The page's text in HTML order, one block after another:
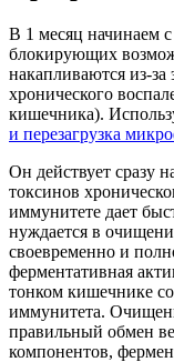
В 1 месяц начинаем
блокирующих
накапливаются из-
хронического
кишечника).
и перезагрузка
Он действует сразу
токсинов
иммунитете дает
нуждается в
своевременно и
ферментативная
тонком кишечнике
иммунитета.
правильный обмен
компонентов,